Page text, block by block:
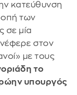
κατεύθυνση
των
σε μία
στον
με τους
το
υπουργός